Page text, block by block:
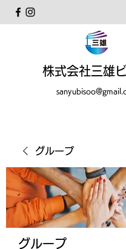
株式会社三雄
グループ
グループ